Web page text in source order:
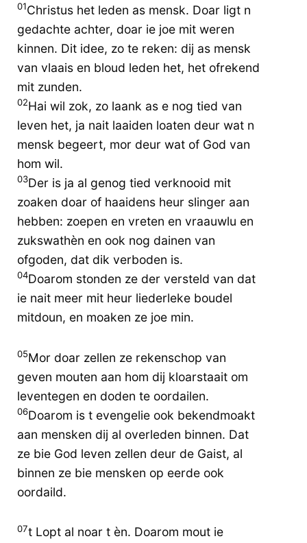
01Christus het leden as mensk. Doar ligt n
gedachte achter, doar ie joe mit weren
kinnen. Dit idee, zo te reken: dij as mensk
van vlaais en bloud leden het, het ofrekend
mit zunden.
02Hai wil zok, zo laank as e nog tied van
leven het, ja nait laaiden loaten deur wat n
mensk begeert, mor deur wat of God van
hom wil.
03Der is ja al genog tied verknooid mit
zoaken doar of haaidens heur slinger aan
hebben: zoepen en vreten en vraauwlu en
zukswathèn en ook nog dainen van
ofgoden, dat dik verboden is.
04Doarom stonden ze der versteld van dat
ie nait meer mit heur liederleke boudel
mitdoun, en moaken ze joe min.
05Mor doar zellen ze rekenschop van
geven mouten aan hom dij kloarstaait om
leventegen en doden te oordailen.
06Doarom is t evengelie ook bekendmoakt
aan mensken dij al overleden binnen. Dat
ze bie God leven zellen deur de Gaist, al
binnen ze bie mensken op eerde ook
oordaild.
07t Lopt al noar t èn. Doarom mout ie